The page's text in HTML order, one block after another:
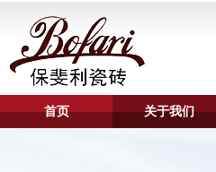
首页 关于我们